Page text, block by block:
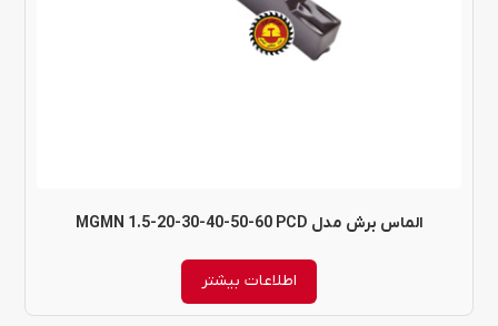
الماس برش مدل MGMN 1.5-20-30-40-50-60 PCD
اطلاعات بیشتر